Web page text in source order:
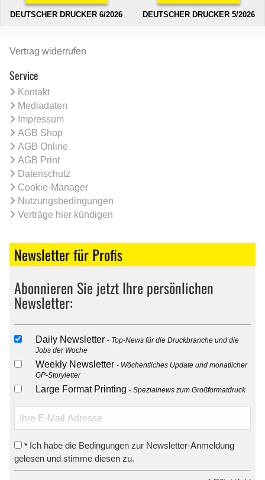
DEUTSCHER DRUCKER 6/2026 DEUTSCHER DRUCKER 5/2026
Vertrag widerrufen
Service
Kontakt
Mediadaten
Impressum
AGB Shop
AGB Online
AGB Print
Datenschutz
Cookie-Manager
Nutzungsbedingungen
Verträge hier kündigen
Newsletter für Profis
Abonnieren Sie jetzt Ihre persönlichen
Newsletter:
Daily Newsletter
Top-News für die Druckbranche und die
Jobs der Woche
Weekly Newsletter
Wöchentliches Update und monatlicher
GP-Storyletter
Large Format Printing Spezialnews zum Großformatdruck
* Ich habe die Bedingungen zur Newsletter-Anmeldung
gelesen und stimme diesen zu.